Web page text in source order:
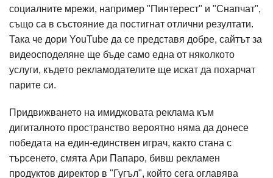
социалните мрежи, например "Пинтерест" и "Снапчат",
също са в състояние да постигнат отлични резултати.
Така че дори YouTube да се представя добре, сайтът за
видеосподеляне ще бъде само една от няколкото
услуги, където рекламодателите ще искат да похарчат
парите си.
Придвижването на имиджовата реклама към
дигиталното пространство вероятно няма да донесе
победата на един-единствен играч, както стана с
търсенето, смята Ари Папаро, бивш рекламен
продуктов директор в "Гугъл", който сега оглавява